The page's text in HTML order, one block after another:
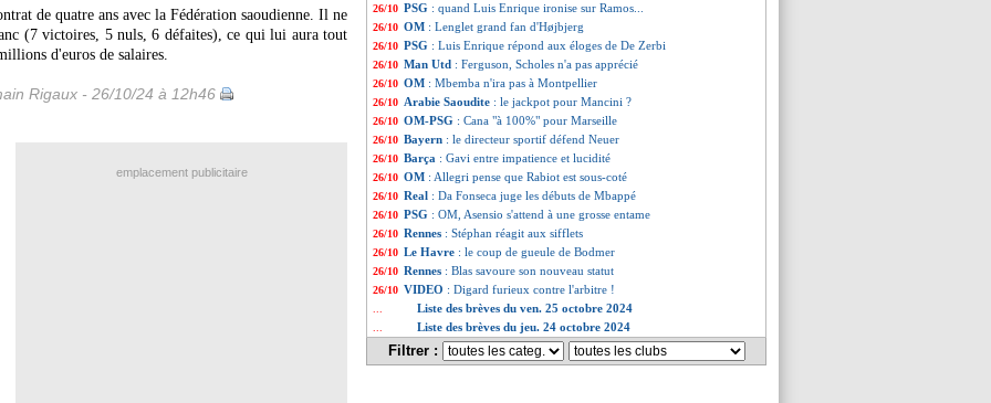
de quatre ans avec la Fédération saoudienne. Il ne
(7 victoires, 5 nuls, 6 défaites), ce qui lui aura tout
d'euros de salaires.
Rigaux - 26/10/24 à 12h46
26/10 PSG : quand Luis Enrique ironise sur Ramos...
26/10 OM : Lenglet grand fan d'Højbjerg
26/10 PSG : Luis Enrique répond aux éloges de De Zerbi
26/10 Man Utd : Ferguson, Scholes n'a pas apprécié
26/10 OM : Mbemba n'ira pas à Montpellier
26/10 Arabie Saoudite : le jackpot pour Mancini ?
26/10 OM-PSG : Cana "à 100%" pour Marseille
26/10 Bayern : le directeur sportif défend Neuer
26/10 Barça : Gavi entre impatience et lucidité
26/10 OM : Allegri pense que Rabiot est sous-coté
26/10 Real : Da Fonseca juge les débuts de Mbappé
26/10 PSG : OM, Asensio s'attend à une grosse entame
26/10 Rennes : Stéphan réagit aux sifflets
26/10 Le Havre : le coup de gueule de Bodmer
26/10 Rennes : Blas savoure son nouveau statut
26/10 VIDEO : Digard furieux contre l'arbitre !
Liste des brèves du ven. 25 octobre 2024
Liste des brèves du jeu. 24 octobre 2024
Filtrer :
emplacement publicitaire